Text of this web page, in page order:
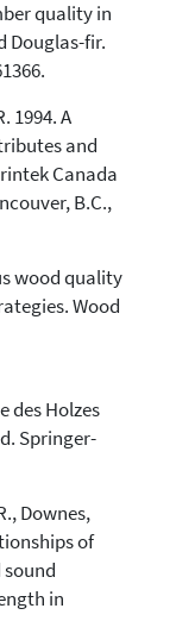
quality in
Douglas-fir.
1994. A
and
Canada
B.C.,
wood quality
Wood
des Holzes
Springer-
Downes,
of
in